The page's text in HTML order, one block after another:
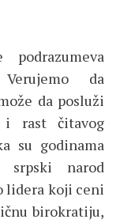
da
da posluži
i rast čitavog
su godinama
srpski narod
lidera koji ceni
birokratiju,